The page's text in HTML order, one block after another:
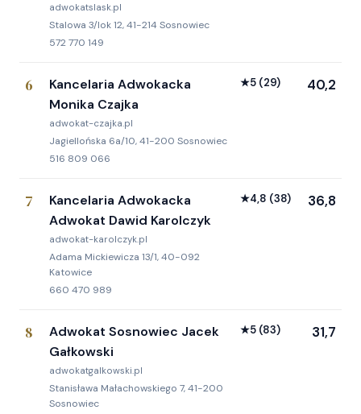
adwokatslask.pl
Stalowa 3/lok 12, 41-214 Sosnowiec
572 770 149
6
Kancelaria Adwokacka
Monika Czajka
adwokat-czajka.pl
Jagiellońska 6a/10, 41-200 Sosnowiec
516 809 066
★5 (29) 40,2
7
Kancelaria Adwokacka
Adwokat Dawid Karolczyk
adwokat-karolczyk.pl
Adama Mickiewicza 13/1, 40-092
Katowice
660 470 989
★4,8 (38) 36,8
8
Adwokat Sosnowiec Jacek
Gałkowski
adwokatgalkowski.pl
Stanisława Małachowskiego 7, 41-200
Sosnowiec
★5 (83) 31,7